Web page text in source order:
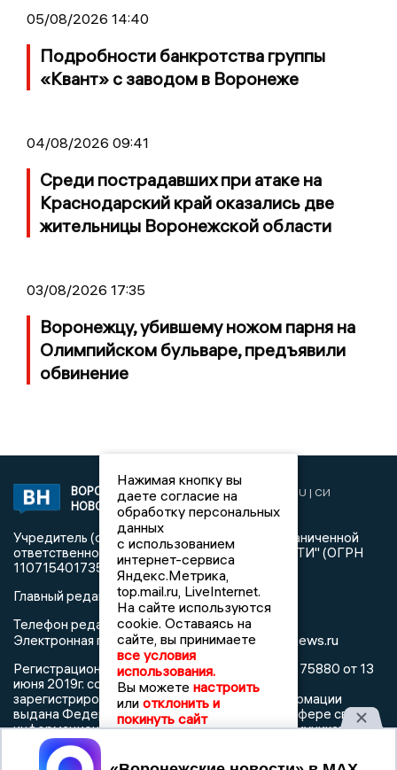
05/08/2026 14:40
Подробности банкротства группы
«Квант» с заводом в Воронеже
04/08/2026 09:41
Среди пострадавших при атаке на
Краснодарский край оказались две
жительницы Воронежской области
03/08/2026 17:35
Воронежцу, убившему ножом парня на
Олимпийском бульваре, предъявили
обвинение
ВОРОНЕЖСКИЕ
НОВОСТИ
2019 © VORONEZHNEWS.RU | СИ
«Воронежские новости»
Учредитель (соучредители): Общество с ограниченной
ответственностью "РЕГИОНАЛЬНЫЕ НОВОСТИ" (ОГРН
1107154017354)
Главный редактор: Пирогов А.А.
Телефон редакции: +7 (473) 262 77 92
Электронная почта редакции:info@voronezhnews.ru
Регистрационный номер: серия Эл № ФС 77 - 75880 от 13
июня 2019г. согласно выписке из реестра
зарегистрированных средств массовой информации
выдана Федеральной службой по надзору в сфере связи,
информационных технологий и массовых коммуникаций
Нажимая кнопку вы
даете согласие на
обработку персональных
данных
с использованием
интернет-сервиса
Яндекс.Метрика,
top.mail.ru, LiveInternet.
На сайте используются
cookie. Оставаясь на
сайте, вы принимаете
все условия
использования.
Вы можете настроить
или отклонить и
покинуть сайт
Принять